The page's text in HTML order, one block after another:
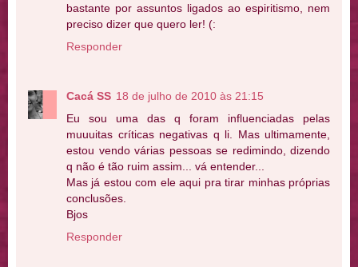
bastante por assuntos ligados ao espiritismo, nem
preciso dizer que quero ler! (:
Responder
Cacá SS 18 de julho de 2010 às 21:15
Eu sou uma das q foram influenciadas pelas
muuuitas críticas negativas q li. Mas ultimamente,
estou vendo várias pessoas se redimindo, dizendo
q não é tão ruim assim... vá entender...
Mas já estou com ele aqui pra tirar minhas próprias
conclusões.
Bjos
Responder